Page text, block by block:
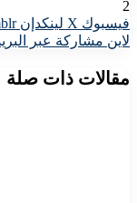
2
فيسبوك X لينكدإن
لاين مشاركة عبر
مقالات ذات صلة